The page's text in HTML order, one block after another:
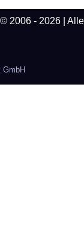
2006 - 2026 | Alle
GmbH